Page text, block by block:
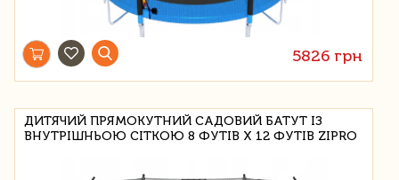
5826 грн
ДИТЯЧИЙ ПРЯМОКУТНИЙ САДОВИЙ БАТУТ ІЗ
ВНУТРІШНЬОЮ СІТКОЮ 8 ФУТІВ X 12 ФУТІВ ZIPRO